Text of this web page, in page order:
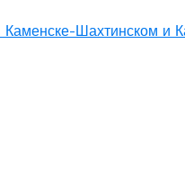
Каменске-Шахтинском и